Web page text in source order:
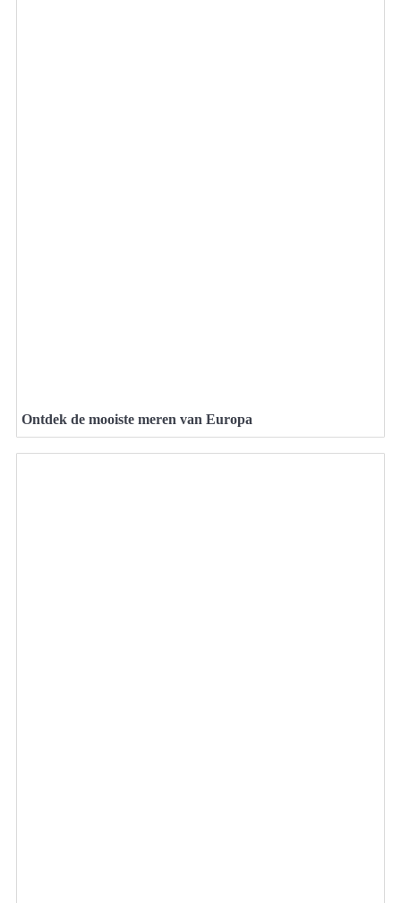
Ontdek de mooiste meren van Europa